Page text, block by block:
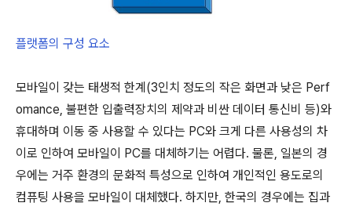
플랫폼의 구성 요소
모바일이 갖는 태생적 한계(3인치 정도의 작은 화면과 낮은 Perf
omance, 불편한 입출력장치의 제약과 비싼 데이터 통신비 등)와
휴대하며 이동 중 사용할 수 있다는 PC와 크게 다른 사용성의 차
이로 인하여 모바일이 PC를 대체하기는 어렵다. 물론, 일본의 경
우에는 거주 환경의 문화적 특성으로 인하여 개인적인 용도로의
컴퓨팅 사용을 모바일이 대체했다. 하지만, 한국의 경우에는 집과